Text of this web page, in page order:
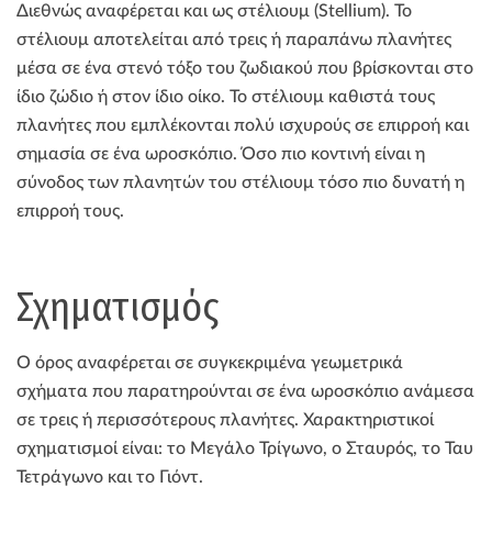
Διεθνώς αναφέρεται και ως στέλιουμ (Stellium). Το
στέλιουμ αποτελείται από τρεις ή παραπάνω πλανήτες
μέσα σε ένα στενό τόξο του ζωδιακού που βρίσκονται στο
ίδιο ζώδιο ή στον ίδιο οίκο. Το στέλιουμ καθιστά τους
πλανήτες που εμπλέκονται πολύ ισχυρούς σε επιρροή και
σημασία σε ένα ωροσκόπιο. Όσο πιο κοντινή είναι η
σύνοδος των πλανητών του στέλιουμ τόσο πιο δυνατή η
επιρροή τους.
Σχηματισμός
Ο όρος αναφέρεται σε συγκεκριμένα γεωμετρικά
σχήματα που παρατηρούνται σε ένα ωροσκόπιο ανάμεσα
σε τρεις ή περισσότερους πλανήτες. Χαρακτηριστικοί
σχηματισμοί είναι: το Μεγάλο Τρίγωνο, ο Σταυρός, το Ταυ
Τετράγωνο και το Γιόντ.